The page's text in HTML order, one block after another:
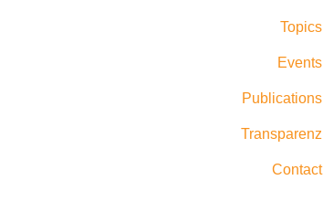
Topics
Events
Publications
Transparenz
Contact